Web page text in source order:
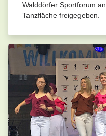
Walddörfer Sportforum
Tanzfläche freigegeben.